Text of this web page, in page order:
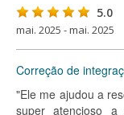
5.0
mai. 2025 - mai. 2025
Correção de
"Ele me ajudou a
super atencioso